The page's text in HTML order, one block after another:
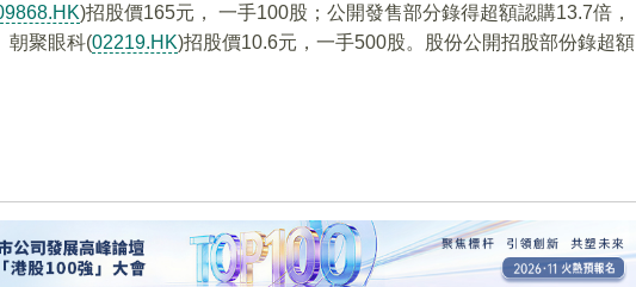
)招股價165元， 一手100股；公開發售部分錄得超額認購13.7倍，
朝聚眼科(02219.HK)招股價10.6元，一手500股。股份公開招股部份錄超額